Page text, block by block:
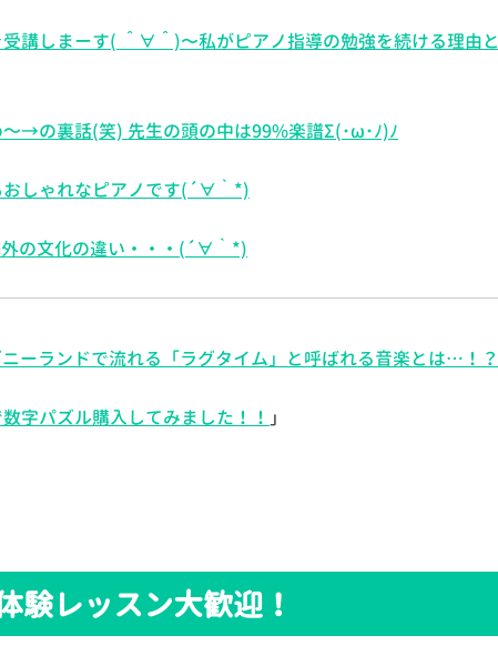
講しまーす( ＾∀＾)〜私がピアノ指導の勉強を続ける理由と
→の裏話(笑) 先生の頭の中は99%楽譜Σ(･ω･ﾉ)ﾉ
おしゃれなピアノです(´∀｀*)
の文化の違い・・・(´∀｀*)
ーランドで流れる「ラグタイム」と呼ばれる音楽とは…！？
字パズル購入してみました！！ 」
験レッスン大歓迎！